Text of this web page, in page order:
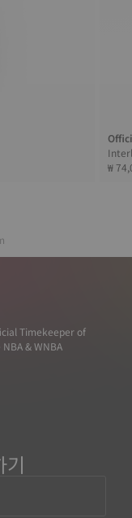
₩
Timekeeper of
& WNBA